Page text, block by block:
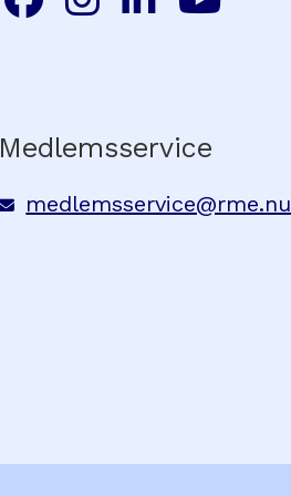
Medlemsservice
medlemsservice@rme.nu